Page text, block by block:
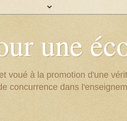
une
voué à la promotion d'une
concurrence dans